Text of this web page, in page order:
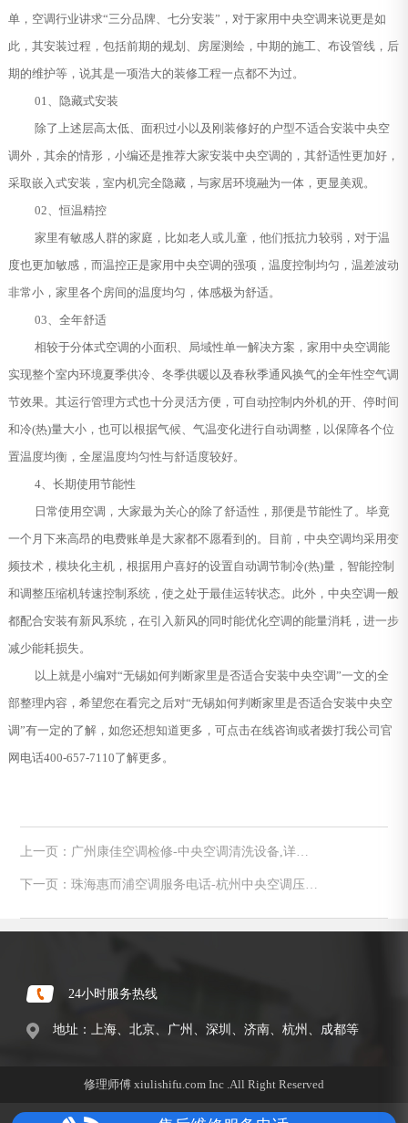
单，空调行业讲求“三分品牌、七分安装”，对于家用中央空调来说更是如
此，其安装过程，包括前期的规划、房屋测绘，中期的施工、布设管线，后
期的维护等，说其是一项浩大的装修工程一点都不为过。
01、隐藏式安装
除了上述层高太低、面积过小以及刚装修好的户型不适合安装中央空
调外，其余的情形，小编还是推荐大家安装中央空调的，其舒适性更加好，
采取嵌入式安装，室内机完全隐藏，与家居环境融为一体，更显美观。
02、恒温精控
家里有敏感人群的家庭，比如老人或儿童，他们抵抗力较弱，对于温
度也更加敏感，而温控正是家用中央空调的强项，温度控制均匀，温差波动
非常小，家里各个房间的温度均匀，体感极为舒适。
03、全年舒适
相较于分体式空调的小面积、局域性单一解决方案，家用中央空调能
实现整个室内环境夏季供冷、冬季供暖以及春秋季通风换气的全年性空气调
节效果。其运行管理方式也十分灵活方便，可自动控制内外机的开、停时间
和冷(热)量大小，也可以根据气候、气温变化进行自动调整，以保障各个位
置温度均衡，全屋温度均匀性与舒适度较好。
4、长期使用节能性
日常使用空调，大家最为关心的除了舒适性，那便是节能性了。毕竟
一个月下来高昂的电费账单是大家都不愿看到的。目前，中央空调均采用变
频技术，模块化主机，根据用户喜好的设置自动调节制冷(热)量，智能控制
和调整压缩机转速控制系统，使之处于最佳运转状态。此外，中央空调一般
都配合安装有新风系统，在引入新风的同时能优化空调的能量消耗，进一步
减少能耗损失。
以上就是小编对“无锡如何判断家里是否适合安装中央空调”一文的全
部整理内容，希望您在看完之后对“无锡如何判断家里是否适合安装中央空
调”有一定的了解，如您还想知道更多，可点击在线咨询或者拨打我公司官
网电话400-657-7110了解更多。
上一页：广州康佳空调检修-中央空调清洗设备,详谈
下一页：珠海惠而浦空调服务电话-杭州中央空调压缩
24小时服务热线
地址：上海、北京、广州、深圳、济南、杭州、成都等
修理师傅 xiulishifu.com Inc .All Right Reserved